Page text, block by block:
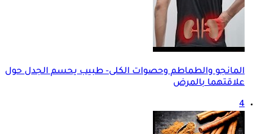
المانجو والطماطم وحصوات الكلى- طبيب يحسم الجدل حول
علاقتهما بالمرض
4